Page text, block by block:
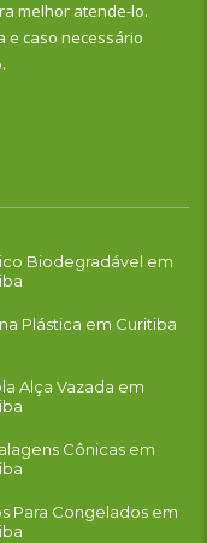
melhor atende-lo.
e caso necessário
Biodegradável em
Plástica em Curitiba
Alça Vazada em
Cônicas em
Para Congelados em